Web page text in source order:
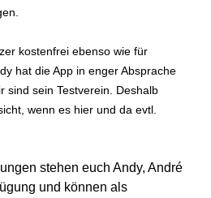
kostenfrei ebenso wie für
hat die App in enger Absprache
sind sein Testverein. Deshalb
wenn es hier und da evtl.
stehen euch Andy, André
und können als